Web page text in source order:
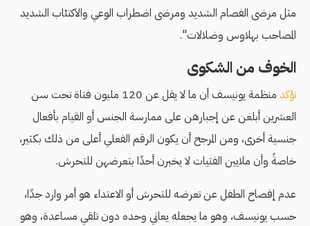
مثل مرضى الفصام الشديد ومرضى اضطراب الوعي والاكتئاب الشديد
المصاحب بهلاوس وضلالات".
الخوف من الشكوى
تؤكد
منظمة يونيسف أن ما لا يقل عن 120 مليون فتاة تحت سن
العشرين أبلغن عن إجبارهن على ممارسة الجنس أو القيام بأفعال
جنسية أخرى، ومن المرجح أن يكون الرقم الفعلي أعلى من ذلك بكثير،
خاصةً وأن ملايين الفتيات لا يخبرن أحدًا بتعرضهن للتحرش.
عدم إفصاح الطفل عن تعرضه للتحرش أو الاعتداء هو أمر وارد جدًا،
حسب يونيسف، وهو ما يجعله يعاني وحده دون تلقي مساعدة، وهو